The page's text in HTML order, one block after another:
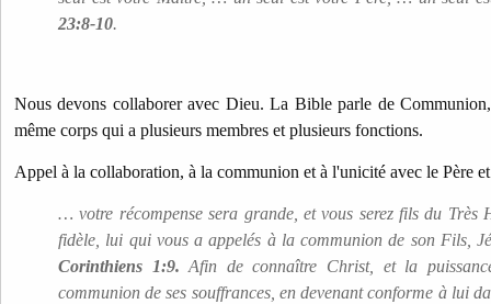
23:8-10.
Nous devons collaborer avec Dieu. La Bible parle de
même corps qui a plusieurs membres et plusieurs fonctions.
Appel à la collaboration, à la communion et à l'unicité avec le Père
… votre récompense sera grande, et vous serez fils du Très
fidèle, lui qui vous a appelés à la communion de son Fils,
Corinthiens 1:9. Afin de connaître Christ, et la
communion de ses souffrances, en devenant conforme à lui